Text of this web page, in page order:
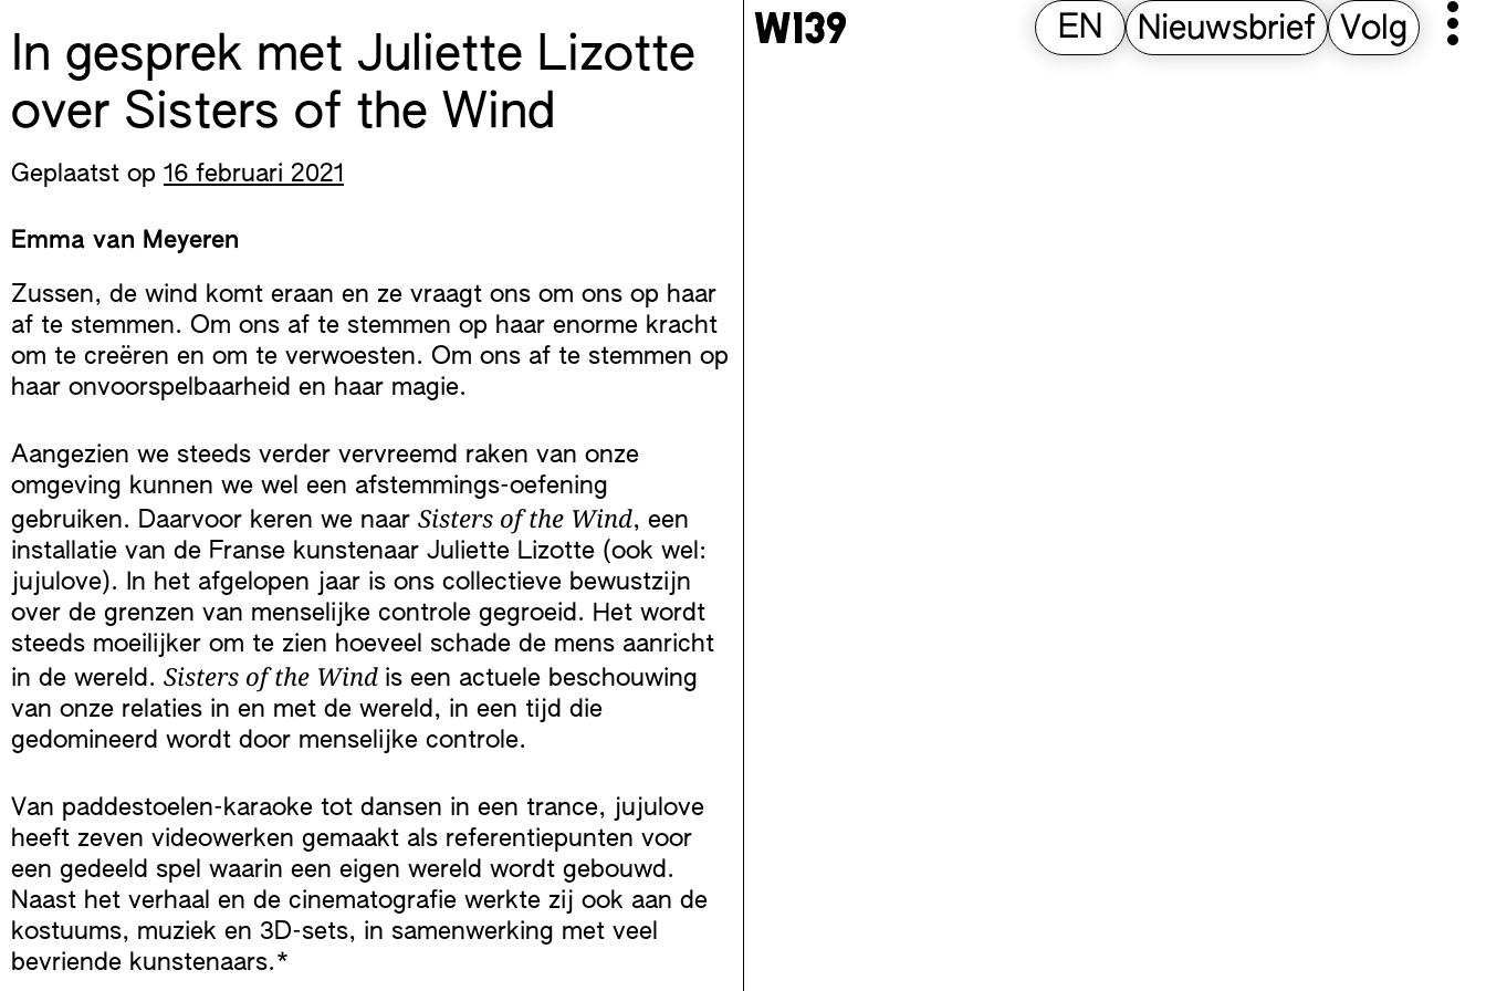
content
EN Nieuwsbrief Volg
In gesprek met Juliette Lizotte
over Sisters of the Wind
Geplaatst op 16 februari 2021
Emma van Meyeren
Zussen, de wind komt eraan en ze vraagt ons om ons op haar
af te stemmen. Om ons af te stemmen op haar enorme kracht
om te creëren en om te verwoesten. Om ons af te stemmen op
haar onvoorspelbaarheid en haar magie.
Aangezien we steeds verder vervreemd raken van onze
omgeving kunnen we wel een afstemmings-oefening
gebruiken. Daarvoor keren we naar Sisters of the Wind, een
installatie van de Franse kunstenaar Juliette Lizotte (ook wel:
jujulove). In het afgelopen jaar is ons collectieve bewustzijn
over de grenzen van menselijke controle gegroeid. Het wordt
steeds moeilijker om te zien hoeveel schade de mens aanricht
in de wereld. Sisters of the Wind is een actuele beschouwing
van onze relaties in en met de wereld, in een tijd die
gedomineerd wordt door menselijke controle.
Van paddestoelen-karaoke tot dansen in een trance, jujulove
heeft zeven videowerken gemaakt als referentiepunten voor
een gedeeld spel waarin een eigen wereld wordt gebouwd.
Naast het verhaal en de cinematografie werkte zij ook aan de
kostuums, muziek en 3D-sets, in samenwerking met veel
bevriende kunstenaars.*